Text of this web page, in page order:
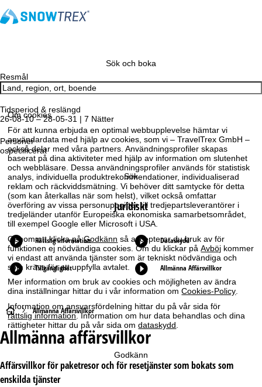
Om cookies
För att kunna erbjuda en optimal webbupplevelse hämtar vi
användardata med hjälp av cookies, som vi – TravelTrex GmbH –
också delar med våra partners. Användningsprofiler skapas
baserat på dina aktiviteter med hjälp av information om slutenhet
och webbläsare. Dessa användningsprofiler används för statistisk
analys, individuella produktrekommendationer, individualiserad
reklam och räckviddsmätning. Vi behöver ditt samtycke för detta
(som kan återkallas när som helst), vilket också omfattar
överföring av vissa personuppgifter till tredjepartsleverantörer i
tredjeländer utanför Europeiska ekonomiska samarbetsområdet,
till exempel Google eller Microsoft i USA.
Genom att klicka påGodkänn så accepterar du bruk av för
funktionen ej nödvändiga cookies. Om du klickar påAvböj kommer
vi endast att använda tjänster som är tekniskt nödvändiga och
som krävs för att uppfylla avtalet.
Mer information om bruk av cookies och möjligheten av ändra
dina inställningar hittar du i vår information omCookies-Policy
Information om ansvarsfördelning hittar du på vår sida för
rättslig information. Information om hur data behandlas och dina
rättigheter hittar du på vår sida omdataskydd
Godkänn
Sök och boka
Resmål
Tidsperiod & reslängd
26-08-10 – 28-05-31 | 7 Nätter
Personer
ospecificerat
Sök
Juridiskt
Rättslig information Dataskydd
Tillgänglighet Allmänna Affärsvillkor
S
t
r
Allmänna Affärsvillkor
Allmänna affärsvillkor
Affärsvillkor för paketresor och för resetjänster som bokats som
enskilda tjänster